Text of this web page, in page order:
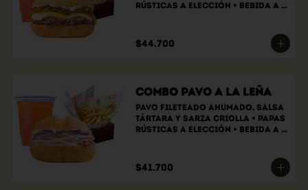
rústicas a elección + bebida a
$44.700
Combo Pavo a la Leña
Pavo fileteado ahumado, salsa
tártara y sarza criolla + papas
rústicas a elección + bebida a
$41.700